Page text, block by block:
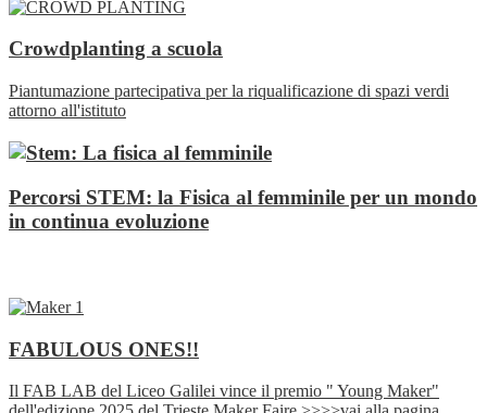
Crowdplanting a scuola
Piantumazione partecipativa per la riqualificazione di spazi verdi
attorno all'istituto
Percorsi STEM: la Fisica al femminile per un mondo
in continua evoluzione
FABULOUS ONES!!
Il FAB LAB del Liceo Galilei vince il premio " Young Maker"